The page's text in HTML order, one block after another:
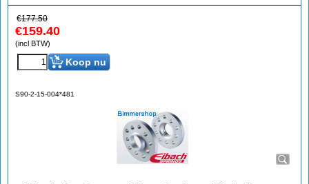
€177.50
€159.40
(incl BTW)
Koop nu
S90-2-15-004*481